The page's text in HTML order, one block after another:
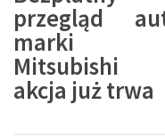
przegląd
marki
Mitsubishi
akcja już trwa